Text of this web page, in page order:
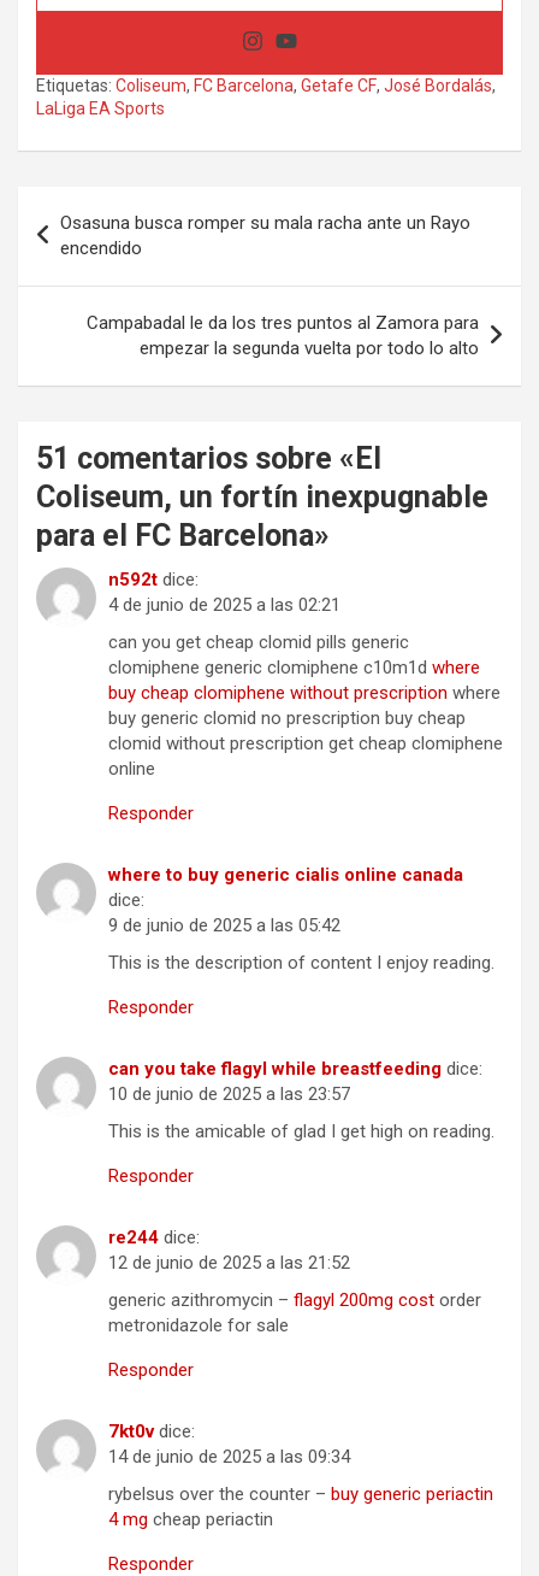
Etiquetas: Coliseum, FC Barcelona, Getafe CF, José Bordalás,
LaLiga EA Sports
de
entradas
Osasuna busca romper su mala racha ante un Rayo
encendido
Campabadal le da los tres puntos al Zamora para
empezar la segunda vuelta por todo lo alto
51 comentarios sobre « El
Coliseum, un fortín inexpugnable
para el FC Barcelona»
n592t dice:
4 de junio de 2025 a las 02:21
can you get cheap clomid pills generic
clomiphene generic clomiphene c10m1d where
buy cheap clomiphene without prescription where
buy generic clomid no prescription buy cheap
clomid without prescription get cheap clomiphene
online
Responder
where to buy generic cialis online canada
dice:
9 de junio de 2025 a las 05:42
This is the description of content I enjoy reading.
Responder
can you take flagyl while breastfeeding dice:
10 de junio de 2025 a las 23:57
This is the amicable of glad I get high on reading.
Responder
re244 dice:
12 de junio de 2025 a las 21:52
generic azithromycin – flagyl 200mg cost order
metronidazole for sale
Responder
7kt0v dice:
14 de junio de 2025 a las 09:34
rybelsus over the counter – buy generic periactin
4 mg cheap periactin
Responder